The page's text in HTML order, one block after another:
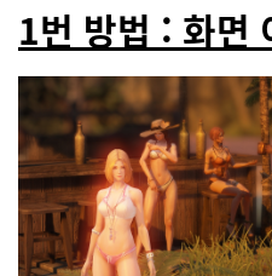
1번 방법 : 화면